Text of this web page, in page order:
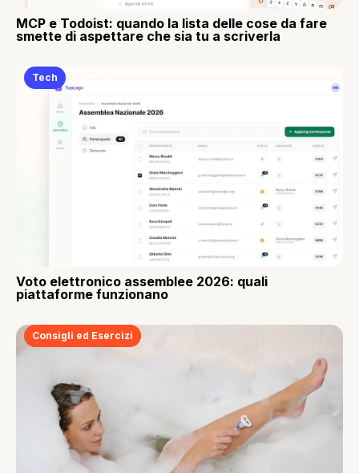
MCP e Todoist: quando la lista delle cose da fare
smette di aspettare che sia tu a scriverla
Tech
Voto elettronico assemblee 2026: quali
piattaforme funzionano
Consigli ed Esercizi